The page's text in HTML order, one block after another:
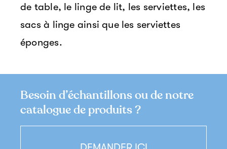
de table, le linge de lit, les serviettes, les
sacs à linge ainsi que les serviettes
éponges.
Besoin d’échantillons ou de notre
catalogue de produits ?